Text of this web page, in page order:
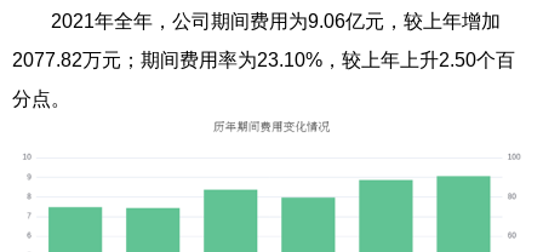
2021年全年，公司期间费用为9.06亿元，较上年增加
2077.82万元；期间费用率为23.10%，较上年上升2.50个百
分点。